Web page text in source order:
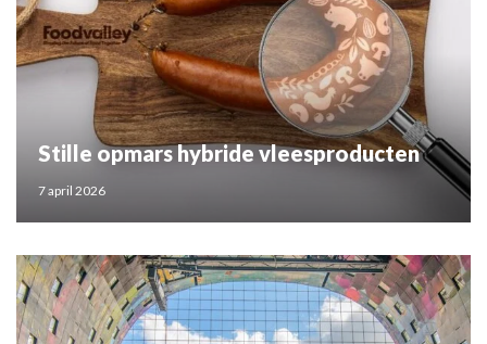
Stille opmars hybride vleesproducten
7 april 2026